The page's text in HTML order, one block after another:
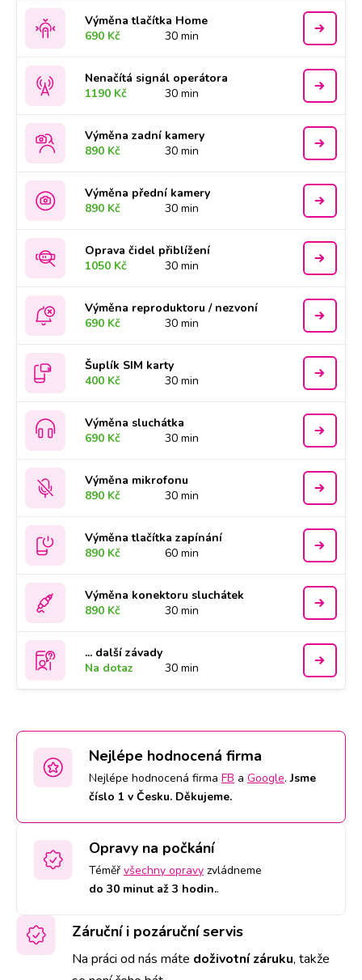
Výměna tlačítka Home
690 Kč
30 min
Nenačítá signál operátora
1190 Kč
30 min
Výměna zadní kamery
890 Kč
30 min
Výměna přední kamery
890 Kč
30 min
Oprava čidel přiblížení
1050 Kč
30 min
Výměna reproduktoru / nezvoní
690 Kč
30 min
Šuplík SIM karty
400 Kč
30 min
Výměna sluchátka
690 Kč
30 min
Výměna mikrofonu
890 Kč
30 min
Výměna tlačítka zapínání
890 Kč
60 min
Výměna konektoru sluchátek
890 Kč
30 min
... další závady
Na dotaz
30 min
Nejlépe hodnocená firma
Nejlépe hodnocená firma FB a Google.Jsme
číslo 1 v Česku. Děkujeme.
Opravy na počkání
Téměř všechny opravy zvládneme
do 30 minut až 3 hodin..
Záruční i pozáruční servis
Na práci od nás máte doživotní záruku, takže